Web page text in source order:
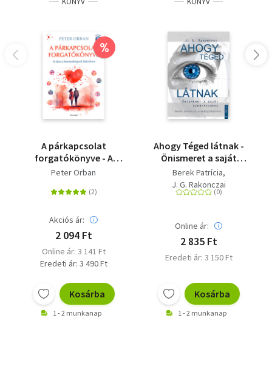
%
A párkapcsolat
forgatókönyve - A
TÁRS, A
TÜKRÉBEN
Peter Orban
Akciós ár:
2 094 Ft
Online ár: 3 141 Ft
Eredeti ár: 3 490 Ft
Kosárba
1 - 2 munkanap
Ahogy Téged látnak -
Önismeret a saját
szerepeidhez - 2. kötet
Berek Patrícia
J. G. Rakonczai
Online ár:
2 835 Ft
Eredeti ár: 3 150 Ft
Kosárba
1 - 2 munkanap